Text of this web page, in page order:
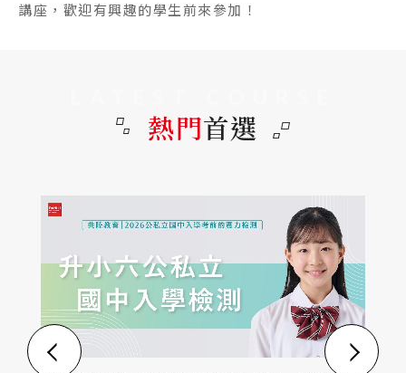
講座，歡迎有興趣的學生前來參加！
熱門首選